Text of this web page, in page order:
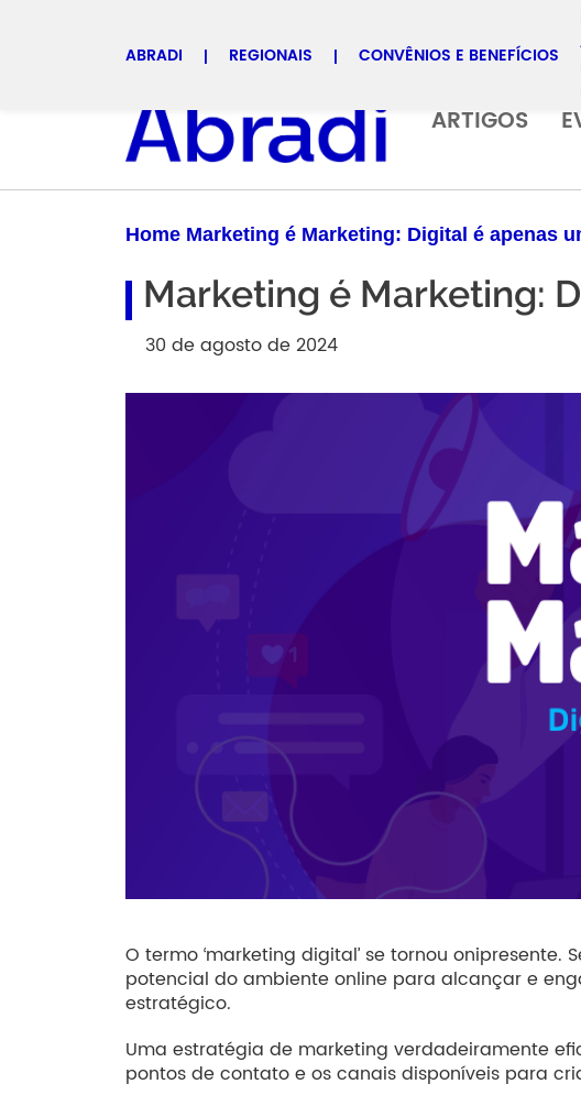
ABRADI REGIONAIS CONVÊNIOS E BENEFÍCIOS
Selecione uma regional
ARTIGOS
Home Marketing é Marketing: Digital é apenas
Marketing é Marketing:
30 de agosto de 2024
O termo ‘marketing digital’ se tornou
potencial do ambiente online para alcançar e
estratégico.
Uma estratégia de marketing verdadeiramente
pontos de contato e os canais disponíveis para